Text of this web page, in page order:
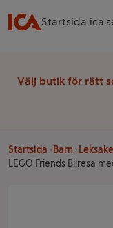
Startsida
Välj butik för rätt
Startsida Barn
LEGO Friends Bilresa